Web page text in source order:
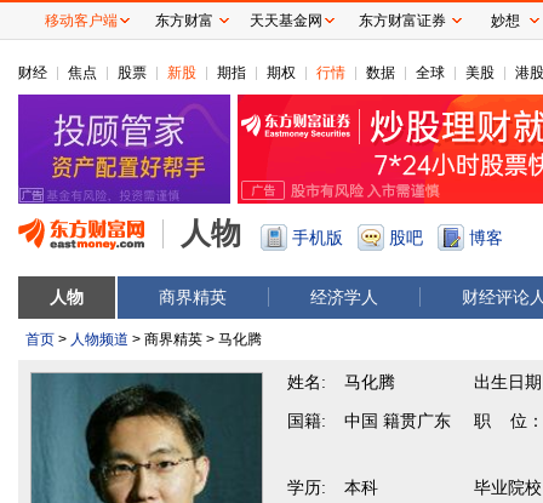
财经 焦点 股票 新股 期指 期权 行情 数据 全球 美股 港股
人物 手机版 股吧 博客
人物 商界精英 经济学人 财经评论
首页 > 人物频道 > 商界精英 > 马化腾
姓名: 马化腾 出生日
国籍: 中国 籍贯广东 职 位：
学历: 本科 毕业院
移动客户端 东方财富 天天基金网 东方财富证券 妙想